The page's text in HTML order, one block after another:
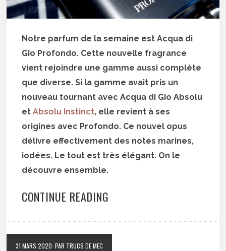
Notre parfum de la semaine est Acqua di
Gio Profondo. Cette nouvelle fragrance
vient rejoindre une gamme aussi complète
que diverse. Si la gamme avait pris un
nouveau tournant avec Acqua di Gio Absolu
etAbsolu Instinct, elle revient à ses
origines avec Profondo. Ce nouvel opus
délivre effectivement des notes marines,
iodées. Le tout est très élégant. On le
découvre ensemble.
CONTINUE READING
31 MARS 2020 PAR TRUCS DE MEC